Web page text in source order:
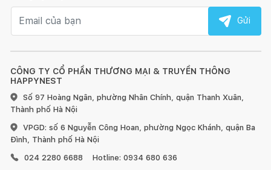
CÔNG TY CỔ PHẦN THƯƠNG MẠI & TRUYỀN THÔNG
HAPPYNEST
Số 97 Hoàng Ngân, phường Nhân Chính, quận Thanh Xuân,
Thành phố Hà Nội
VPGD: số 6 Nguyễn Công Hoan, phường Ngọc Khánh, quận Ba
Đình, Thành phố Hà Nội
024 2280 6688
Hotline: 0934 680 636
Gửi